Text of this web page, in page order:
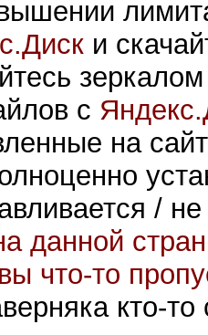
и
с
на
/
данной
что-то
кто-